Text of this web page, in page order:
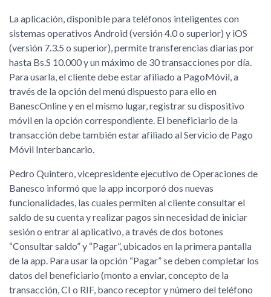
La aplicación, disponible para teléfonos inteligentes con
sistemas operativos Android (versión 4.0 o superior) y iOS
(versión 7.3.5 o superior), permite transferencias diarias por
hasta Bs.S 10.000 y un máximo de 30 transacciones por día.
Para usarla, el cliente debe estar afiliado a PagoMóvil, a
través de la opción del menú dispuesto para ello en
BanescOnline y en el mismo lugar, registrar su dispositivo
móvil en la opción correspondiente. El beneficiario de la
transacción debe también estar afiliado al Servicio de Pago
Móvil Interbancario.
Pedro Quintero, vicepresidente ejecutivo de Operaciones de
Banesco informó que la app incorporó dos nuevas
funcionalidades, las cuales permiten al cliente consultar el
saldo de su cuenta y realizar pagos sin necesidad de iniciar
sesión o entrar al aplicativo, a través de dos botones
“Consultar saldo” y “Pagar”, ubicados en la primera pantalla
de la app. Para usar la opción “Pagar” se deben completar los
datos del beneficiario (monto a enviar, concepto de la
transacción, CI o RIF, banco receptor y número del teléfono